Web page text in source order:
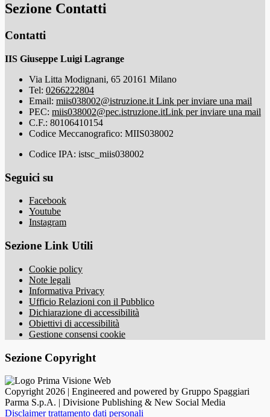
Sezione Contatti
Contatti
IIS Giuseppe Luigi Lagrange
Via Litta Modignani, 65 20161 Milano
Tel: 0266222804
Email: miis038002@istruzione.it Link per inviare una mail
PEC: miis038002@pec.istruzione.itLink per inviare una mail
C.F.: 80106410154
Codice Meccanografico: MIIS038002
Codice IPA: istsc_miis038002
Seguici su
Facebook
Youtube
Instagram
Sezione Link Utili
Cookie policy
Note legali
Informativa Privacy
Ufficio Relazioni con il Pubblico
Dichiarazione di accessibilità
Obiettivi di accessibilità
Gestione consensi cookie
Sezione Copyright
Copyright 2026 | Engineered and powered by Gruppo Spaggiari
Parma S.p.A. | Divisione Publishing & New Social Media
Disclaimer trattamento dati personali